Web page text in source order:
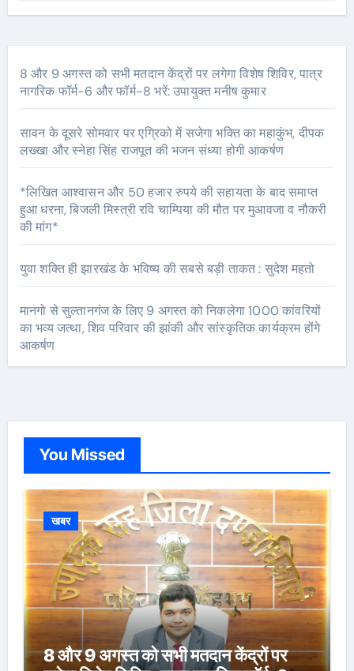
8 और 9 अगस्त को सभी मतदान केंद्रों पर लगेगा विशेष शिविर, पात्र
नागरिक फॉर्म-6 और फॉर्म-8 भरें: उपायुक्त मनीष कुमार
सावन के दूसरे सोमवार पर एग्रिको में सजेगा भक्ति का महाकुंभ, दीपक
लख्खा और स्नेहा सिंह राजपूत की भजन संध्या होगी आकर्षण
*लिखित आश्वासन और 50 हजार रुपये की सहायता के बाद समाप्त
हुआ धरना, बिजली मिस्त्री रवि चाम्पिया की मौत पर मुआवजा व नौकरी
की मांग*
युवा शक्ति ही झारखंड के भविष्य की सबसे बड़ी ताकत : सुदेश महतो
मानगो से सुल्तानगंज के लिए 9 अगस्त को निकलेगा 1000 कांवरियों
का भव्य जत्था, शिव परिवार की झांकी और सांस्कृतिक कार्यक्रम होंगे
आकर्षण
You Missed
खबर
8 और 9 अगस्त को सभी मतदान केंद्रों पर